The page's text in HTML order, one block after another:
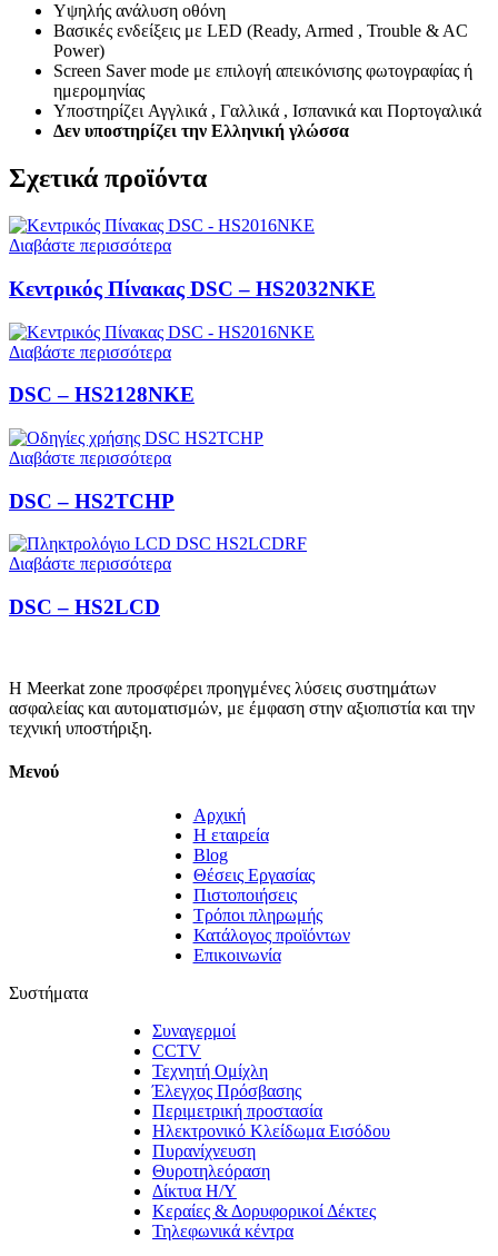
Υψηλής ανάλυση οθόνη
Βασικές ενδείξεις με LED (Ready, Armed , Trouble & AC
Power)
Screen Saver mode με επιλογή απεικόνισης φωτογραφίας ή
ημερομηνίας
Υποστηρίζει Αγγλικά , Γαλλικά , Ισπανικά και Πορτογαλικά
Δεν υποστηρίζει την Ελληνική γλώσσα
Σχετικά προϊόντα
Διαβάστε περισσότερα
Κεντρικός Πίνακας DSC – HS2032NKE
Διαβάστε περισσότερα
DSC – HS2128NKE
Διαβάστε περισσότερα
DSC – HS2TCHP
Διαβάστε περισσότερα
DSC – HS2LCD
Η Meerkat zone προσφέρει προηγμένες λύσεις συστημάτων
ασφαλείας και αυτοματισμών, με έμφαση στην αξιοπιστία και την
τεχνική υποστήριξη.
Μενού
Αρχική
Η εταιρεία
Blog
Θέσεις Εργασίας
Πιστοποιήσεις
Τρόποι πληρωμής
Κατάλογος προϊόντων
Επικοινωνία
Συστήματα
Συναγερμοί
CCTV
Τεχνητή Ομίχλη
Έλεγχος Πρόσβασης
Περιμετρική προστασία
Ηλεκτρονικό Κλείδωμα Εισόδου
Πυρανίχνευση
Θυροτηλεόραση
Δίκτυα Η/Υ
Κεραίες & Δορυφορικοί Δέκτες
Τηλεφωνικά κέντρα